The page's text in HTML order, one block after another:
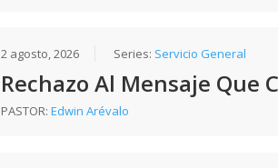
2 agosto, 2026 Series: Servicio General
Rechazo Al Mensaje Que
PASTOR:Edwin Arévalo